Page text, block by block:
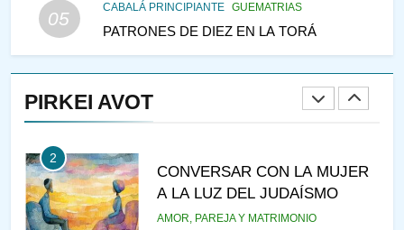
05
CABALÁ PRINCIPIANTE GUEMATRIAS
PATRONES DE DIEZ EN LA TORÁ
PIRKEI AVOT
1
RAZI ¿QUIÉN ES SABIO?
2
CONVERSAR CON LA MUJER
A LA LUZ DEL JUDAÍSMO
AMOR, PAREJA Y MATRIMONIO